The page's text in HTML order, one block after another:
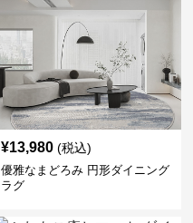
¥13,980 (税込)
優雅なまどろみ 円形ダイニング
ラグ